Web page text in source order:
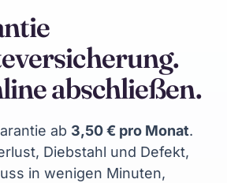
abschließen.
ab 3,50 € pro Monat.
Diebstahl und Defekt,
in wenigen Minuten,